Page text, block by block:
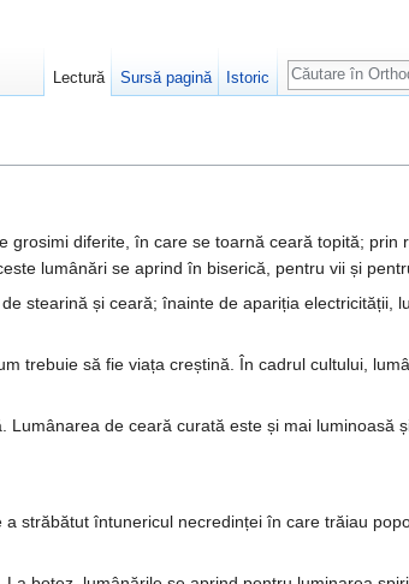
diferite, în care se toarnă ceară topită; prin
lumânări se aprind în biserică, pentru vii și
stearină și ceară; înainte de apariția electricității,
trebuie să fie viața creștină. În cadrul cultului,
de ceară curată este și mai luminoasă
străbătut întunericul necredinței în care trăiau
Lectură Sursă pagină Istoric
Căutare